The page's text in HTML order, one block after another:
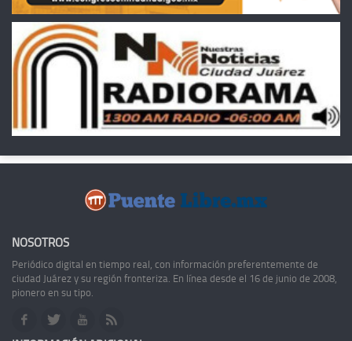
NOSOTROS
Periódico digital en tiempo real, con información preferentemente de
ciudad Juárez y su región fronteriza. En línea desde el 16 de junio de 2008,
pionero en su tipo.